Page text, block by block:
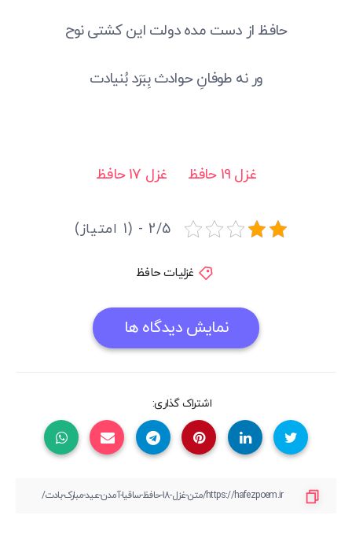
حافظ از دست مده دولت این کشتی نوح
ور نه طوفانِ حوادث بِبَرَد بُنیادت
غزل 19 حافظ غزل 17 حافظ
2/5 - (1 امتیاز)
غزلیات حافظ
نمایش دیدگاه ها
اشتراک گذاری: